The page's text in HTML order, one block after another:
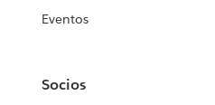
Eventos
Socios